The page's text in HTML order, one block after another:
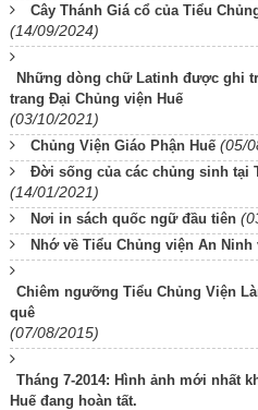
Cây Thánh Giá cổ của Tiểu
(14/09/2024)
Những dòng chữ Latinh được ghi
trang Đại Chủng viện Huế
(03/10/2021)
Chủng Viện Giáo Phận Huế (05/
Đời sống của các chủng sinh tại
(14/01/2021)
Nơi in sách quốc ngữ đầu tiên
Nhớ về Tiểu Chủng viện An Ninh
Chiêm ngưỡng Tiểu Chủng Viện
quê
(07/08/2015)
Tháng 7-2014: Hình ảnh mới nhất
Huế đang hoàn tất.